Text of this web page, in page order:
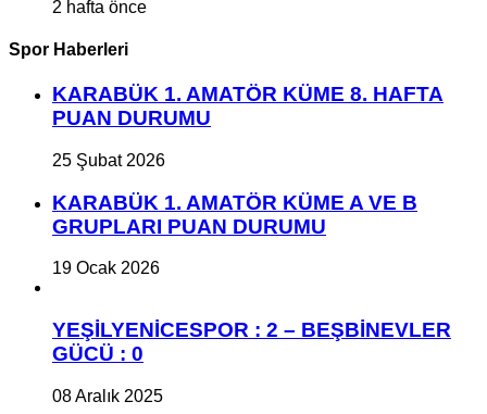
2 hafta önce
Spor Haberleri
KARABÜK 1. AMATÖR KÜME 8. HAFTA
PUAN DURUMU
25 Şubat 2026
KARABÜK 1. AMATÖR KÜME A VE B
GRUPLARI PUAN DURUMU
19 Ocak 2026
YEŞİLYENİCESPOR : 2 – BEŞBİNEVLER
GÜCÜ : 0
08 Aralık 2025